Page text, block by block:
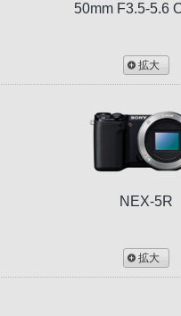
50mm F3.5-5.6
拡大
NEX-5R
拡大